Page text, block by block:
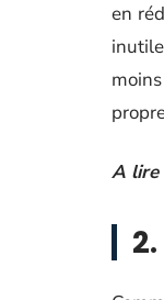
en
A lire